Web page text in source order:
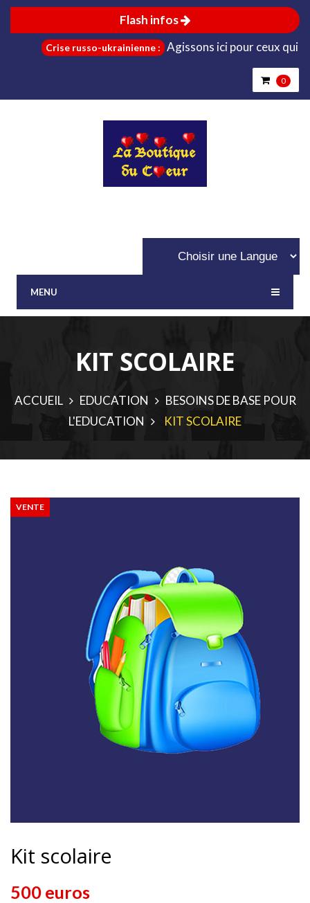
Flash infos
Crise russo-ukrainienne : Agissons ici pour ceux qui sont
0
MENU
KIT SCOLAIRE
ACCUEIL EDUCATION
BESOINS DE BASE POUR
L'EDUCATION
KIT SCOLAIRE
VENTE
Kit scolaire
500 euros